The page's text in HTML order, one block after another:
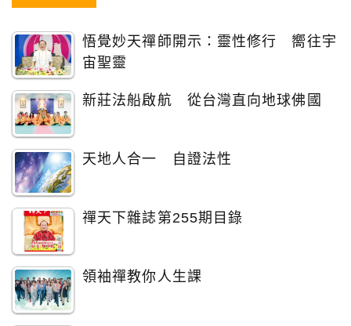
悟覺妙天禪師開示：靈性修行 嚮往宇
宙聖靈
新莊法船啟航 從台灣直向地球佛國
天地人合一 自證法性
禪天下雜誌第255期目錄
領袖禪教你人生課